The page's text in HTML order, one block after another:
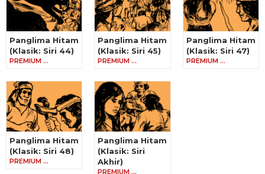
Panglima Hitam
(Klasik: Siri 44)
PREMIUM …
Panglima Hitam
(Klasik: Siri 45)
PREMIUM …
Panglima Hitam
(Klasik: Siri 47)
PREMIUM …
Panglima Hitam
(Klasik: Siri 48)
PREMIUM …
Panglima Hitam
(Klasik: Siri
Akhir)
PREMIUM …